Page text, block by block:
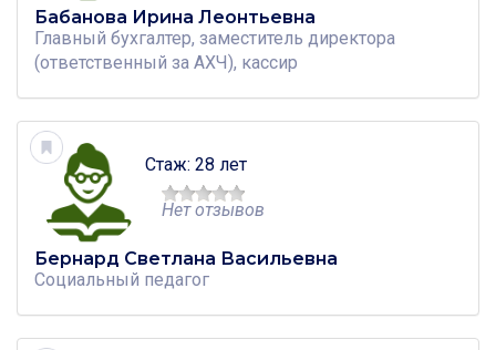
Бабанова Ирина Леонтьевна
Главный бухгалтер, заместитель директора
(ответственный за АХЧ), кассир
Стаж: 28 лет
Нет отзывов
Бернард Светлана Васильевна
Социальный педагог